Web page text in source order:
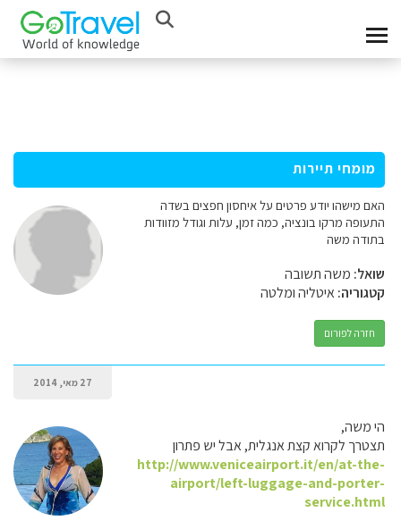
מומחי תיירות
האם מישהו יודע פרטים על איחסון חפצים בשדה
התעופה מרקו בונציה, כמה זמן, עלות וגודל מזוודות
בתודה משה
שואל: משה תשובה
קטגוריה:איטליה ומלטה
חזרה לפורום
27 מאי, 2014
הי משה,
תצטרך לקרוא קצת אנגלית, אבל יש פתרון
http://www.veniceairport.it/en/at-the-
airport/left-luggage-and-porter-
service.html